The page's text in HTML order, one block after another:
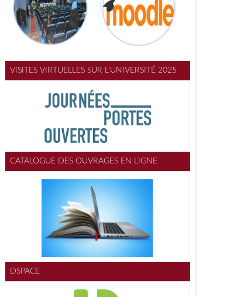
VISITES VIRTUELLES SUR L'UNIVERSITÉ 2025
CATALOGUE DES OUVRAGES EN LIGNE
DSPACE